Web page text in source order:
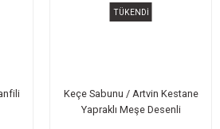
TÜKENDİ
Keçe Sabunu / Artvin Kestane
Yapraklı Meşe Desenli